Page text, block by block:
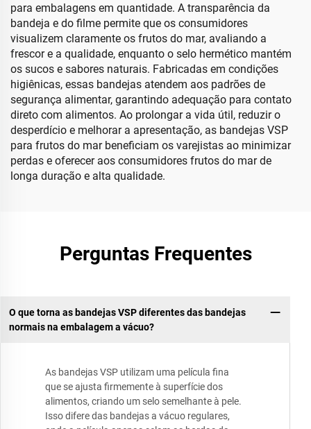
para embalagens em quantidade. A transparência da
bandeja e do filme permite que os consumidores
visualizem claramente os frutos do mar, avaliando a
frescor e a qualidade, enquanto o selo hermético mantém
os sucos e sabores naturais. Fabricadas em condições
higiênicas, essas bandejas atendem aos padrões de
segurança alimentar, garantindo adequação para contato
direto com alimentos. Ao prolongar a vida útil, reduzir o
desperdício e melhorar a apresentação, as bandejas VSP
para frutos do mar beneficiam os varejistas ao minimizar
perdas e oferecer aos consumidores frutos do mar de
longa duração e alta qualidade.
Perguntas Frequentes
O que torna as bandejas VSP diferentes das bandejas
normais na embalagem a vácuo?
As bandejas VSP utilizam uma película fina
que se ajusta firmemente à superfície dos
alimentos, criando um selo semelhante à pele.
Isso difere das bandejas a vácuo regulares,